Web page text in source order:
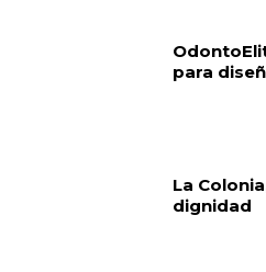
para
La
dignidad